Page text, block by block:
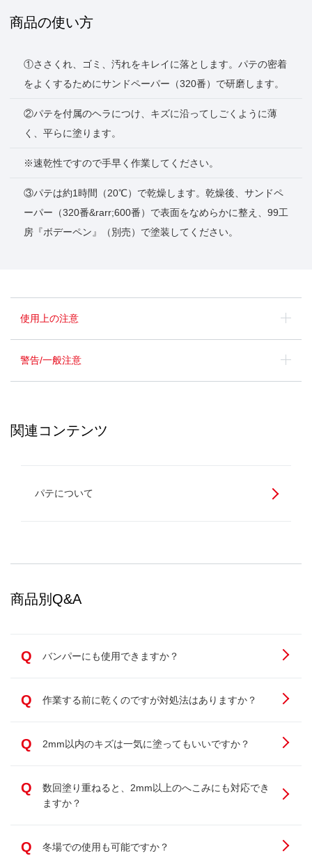
商品の使い方
①ささくれ、ゴミ、汚れをキレイに落とします。パテの密着
をよくするためにサンドペーパー（320番）で研磨します。
②パテを付属のヘラにつけ、キズに沿ってしごくように薄
く、平らに塗ります。
※速乾性ですので手早く作業してください。
③パテは約1時間（20℃）で乾燥します。乾燥後、サンドペ
ーパー（320番&rarr;600番）で表面をなめらかに整え、99工
房『ボデーペン』（別売）で塗装してください。
使用上の注意
警告/一般注意
関連コンテンツ
パテについて
商品別Q&A
Q バンパーにも使用できますか？
Q 作業する前に乾くのですが対処法はありますか？
Q 2mm以内のキズは一気に塗ってもいいですか？
Q
数回塗り重ねると、2mm以上のへこみにも対応でき
ますか？
Q 冬場での使用も可能ですか？